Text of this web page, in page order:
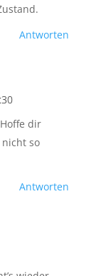
Antworten
dir
so
Antworten